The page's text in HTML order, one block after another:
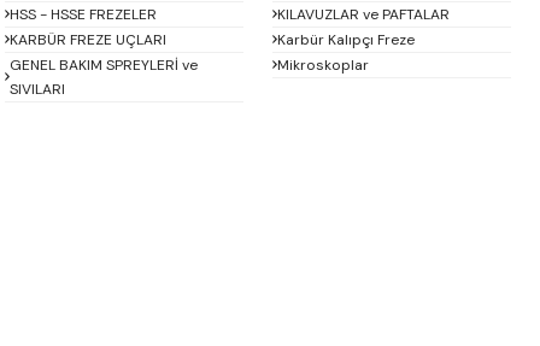
HSS - HSSE FREZELER
KILAVUZLAR ve PAFTALAR
KARBÜR FREZE UÇLARI
Karbür Kalıpçı Freze
GENEL BAKIM SPREYLERİ ve
SIVILARI
Mikroskoplar